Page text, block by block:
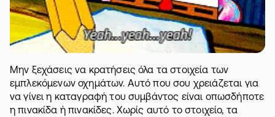
Μην ξεχάσεις να κρατήσεις όλα τα στοιχεία των
εμπλεκόμενων οχημάτων. Αυτό που σου χρειάζεται για
να γίνει η καταγραφή του συμβάντος είναι οπωσδήποτε
η πινακίδα ή πινακίδες. Χωρίς αυτό το στοιχείο, τα